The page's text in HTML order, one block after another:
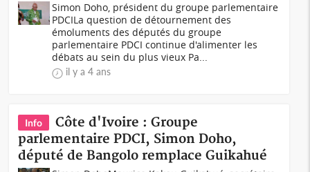
Simon Doho, président du groupe parlementaire
PDCILa question de détournement des
émoluments des députés du groupe
parlementaire PDCI continue d'alimenter les
débats au sein du plus vieux Pa...
il y a 4 ans
Info
Côte d'Ivoire : Groupe
parlementaire PDCI, Simon Doho,
député de Bangolo remplace Guikahué